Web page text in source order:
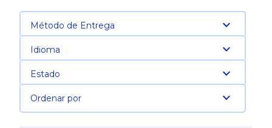
Método de Entrega
Idioma
Estado
Ordenar por